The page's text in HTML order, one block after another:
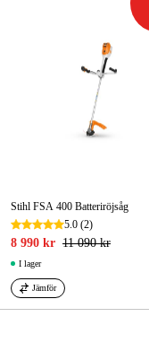
Stihl FSA 400 Batteriröjsåg
5.0 (2)
8 990 kr 11 090 kr
I lager
Jämför